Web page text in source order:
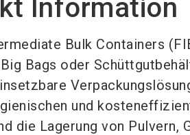
Information
Bulk Containers
Bags oder
und
die Lagerung von Pulvern,